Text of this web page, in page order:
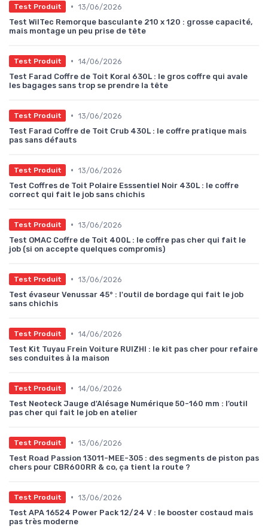
Test Produit • 13/06/2026
Test WilTec Remorque basculante 210 x 120 : grosse capacité,
mais montage un peu prise de tête
Test Produit • 14/06/2026
Test Farad Coffre de Toit Koral 630L : le gros coffre qui avale
les bagages sans trop se prendre la tête
Test Produit • 13/06/2026
Test Farad Coffre de Toit Crub 430L : le coffre pratique mais
pas sans défauts
Test Produit • 13/06/2026
Test Coffres de Toit Polaire Esssentiel Noir 430L : le coffre
correct qui fait le job sans chichis
Test Produit • 13/06/2026
Test OMAC Coffre de Toit 400L : le coffre pas cher qui fait le
job (si on accepte quelques compromis)
Test Produit • 13/06/2026
Test évaseur Venussar 45° : l'outil de bordage qui fait le job
sans chichis
Test Produit • 14/06/2026
Test Kit Tuyau Frein Voiture RUIZHI : le kit pas cher pour refaire
ses conduites à la maison
Test Produit • 14/06/2026
Test Neoteck Jauge d'Alésage Numérique 50-160 mm : l’outil
pas cher qui fait le job en atelier
Test Produit • 13/06/2026
Test Road Passion 13011-MEE-305 : des segments de piston pas
chers pour CBR600RR & co, ça tient la route ?
Test Produit • 13/06/2026
Test APA 16524 Power Pack 12/24 V : le booster costaud mais
pas très moderne